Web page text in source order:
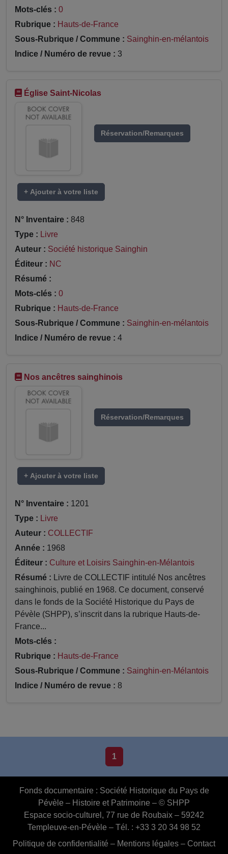
Mots-clés : 0
Rubrique : Hauts-de-France
Sous-Rubrique / Commune : Sainghin-en-mélantois
Indice / Numéro de revue : 3
Église Saint-Nicolas
Réservation/Remarques
+ Ajouter à votre liste
N° Inventaire : 848
Type : Livre
Auteur : Société historique Sainghin
Éditeur : NC
Résumé :
Mots-clés : 0
Rubrique : Hauts-de-France
Sous-Rubrique / Commune : Sainghin-en-mélantois
Indice / Numéro de revue : 4
Nos ancêtres sainghinois
Réservation/Remarques
+ Ajouter à votre liste
N° Inventaire : 1201
Type : Livre
Auteur : COLLECTIF
Année : 1968
Éditeur : Culture et Loisirs Sainghin-en-Mélantois
Résumé : Livre de COLLECTIF intitulé Nos ancêtres
sainghinois, publié en 1968. Ce document, conservé
dans le fonds de la Société Historique du Pays de
Pévèle (SHPP), s’inscrit dans la rubrique Hauts-de-
France...
Mots-clés :
Rubrique : Hauts-de-France
Sous-Rubrique / Commune : Sainghin-en-Mélantois
Indice / Numéro de revue : 8
1
Fonds documentaire : Société Historique du Pays de
Pévèle – Histoire et Patrimoine – © SHPP
Espace socio-culturel, 77 rue de Roubaix – 59242
Templeuve-en-Pévèle – Tél. : +33 3 20 34 98 52
Politique de confidentialité – Mentions légales – Contact